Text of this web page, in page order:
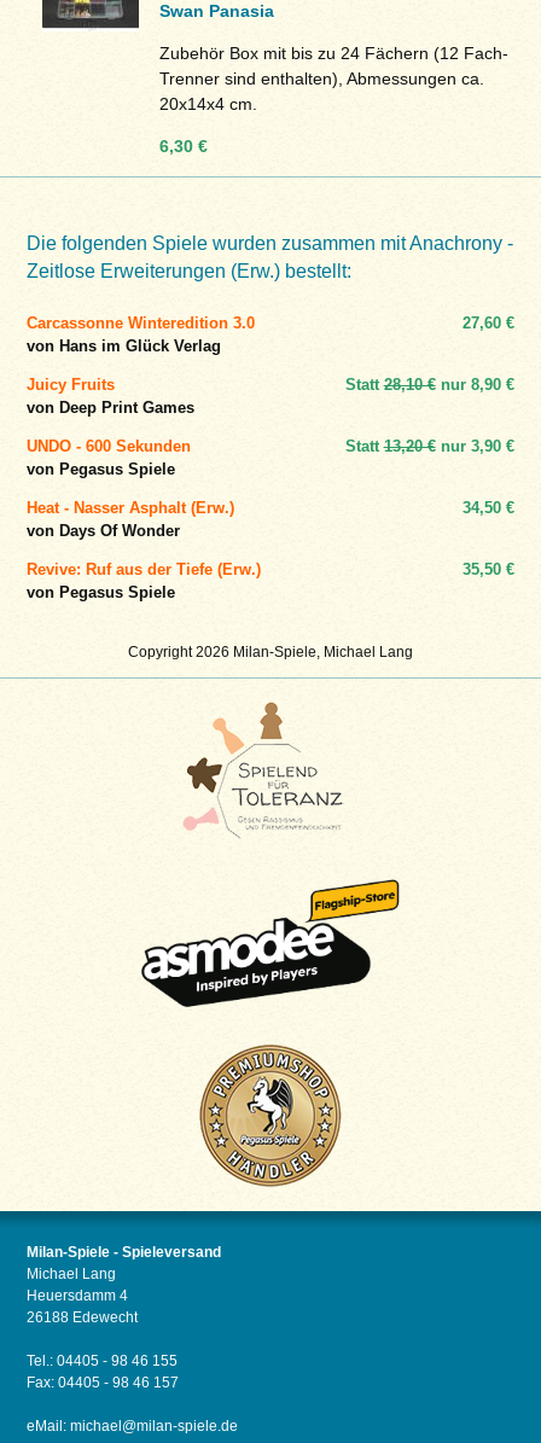
Copyright 2026 Milan-Spiele, Michael Lang
Swan Panasia
Zubehör Box mit bis zu 24 Fächern (12 Fach-
Trenner sind enthalten), Abmessungen ca.
20x14x4 cm.
6,30 €
Die folgenden Spiele wurden zusammen mit Anachrony -
Zeitlose Erweiterungen (Erw.) bestellt:
Carcassonne Winteredition 3.0
von Hans im Glück Verlag
27,60 €
Juicy Fruits
von Deep Print Games
Statt28,10 €nur 8,90 €
UNDO - 600 Sekunden
von Pegasus Spiele
Statt13,20 €nur 3,90 €
Heat - Nasser Asphalt (Erw.)
von Days Of Wonder
34,50 €
Revive: Ruf aus der Tiefe (Erw.)
von Pegasus Spiele
35,50 €
Milan-Spiele - Spieleversand
Michael Lang
Heuersdamm 4
26188 Edewecht
Tel.: 04405 - 98 46 155
Fax: 04405 - 98 46 157
eMail:michael@milan-spiele.de